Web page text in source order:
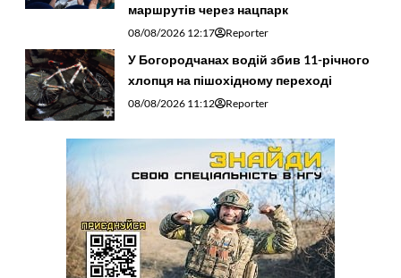
маршрутів через нацпарк
08/08/2026 12:17 Reporter
У Богородчанах водій збив 11-річного
хлопця на пішохідному переході
08/08/2026 11:12 Reporter